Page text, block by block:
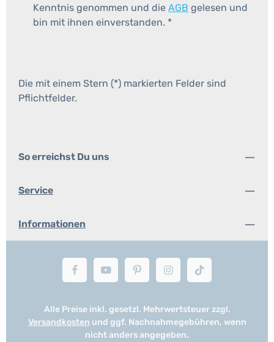
Kenntnis genommen und die AGB gelesen und
bin mit ihnen einverstanden. *
Die mit einem Stern (*) markierten Felder sind
Pflichtfelder.
So erreichst Du uns
Service
Informationen
Alle Preise inkl. gesetzl. Mehrwertsteuer zzgl.
Versandkosten und ggf. Nachnahmegebühren, wenn
nicht anders angegeben.